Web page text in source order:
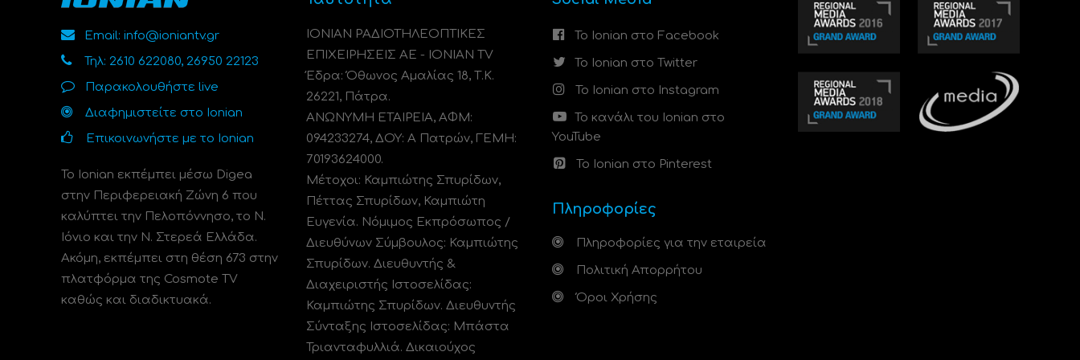
Email: info@ioniantv.gr
Τηλ: 2610 622080, 26950 22123
Παρακολουθήστε live
Διαφημιστείτε στο Ionian
Επικοινωνήστε με το Ionian
Το Ionian εκπέμπει μέσω Digea
στην Περιφερειακή Ζώνη 6 που
καλύπτει την Πελοπόννησο, το N.
Ιόνιο και την Ν. Στερεά Ελλάδα.
Ακόμη, εκπέμπει στη θέση 673 στην
πλατφόρμα της Cosmote TV
καθώς και διαδικτυακά.
ΙΟΝΙΑΝ ΡΑΔΙΟΤΗΛΕΟΠΤΙΚΕΣ
ΕΠΙΧΕΙΡΗΣΕΙΣ ΑΕ - IONIAN TV
Έδρα: Όθωνος Αμαλίας 18, Τ.Κ.
26221, Πάτρα.
ΑΝΩΝΥΜΗ ΕΤΑΙΡΕΙΑ, ΑΦΜ:
094233274, ΔΟΥ: A Πατρών, ΓΕΜΗ:
70193624000.
Μέτοχοι: Καμπιώτης Σπυρίδων,
Πέττας Σπυρίδων, Καμπιώτη
Ευγενία. Νόμιμος Εκπρόσωπος /
Διευθύνων Σύμβουλος: Καμπιώτης
Σπυρίδων. Διευθυντής &
Διαχειριστής Ιστοσελίδας:
Καμπιώτης Σπυρίδων. Διευθυντής
Σύνταξης Ιστοσελίδας: Μπάστα
Τριανταφυλλιά. Δικαιούχος
Το Ionian στο Facebook
Το Ionian στο Twitter
Το Ionian στο Instagram
Το κανάλι του Ionian στο
YouTube
Το Ionian στο Pinterest
Πληροφορίες
Πληροφορίες για την εταιρεία
Πολιτική Απορρήτου
Όροι Χρήσης